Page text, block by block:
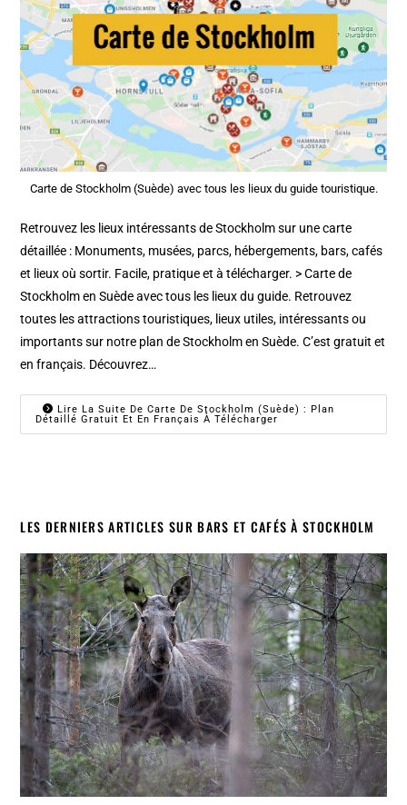
Carte de Stockholm (Suède) avec tous les lieux du guide touristique.
Retrouvez les lieux intéressants de Stockholm sur une carte
détaillée : Monuments, musées, parcs, hébergements, bars, cafés
et lieux où sortir. Facile, pratique et à télécharger. > Carte de
Stockholm en Suède avec tous les lieux du guide. Retrouvez
toutes les attractions touristiques, lieux utiles, intéressants ou
importants sur notre plan de Stockholm en Suède. C’est gratuit et
en français. Découvrez…
Lire La Suite De Carte De Stockholm (Suède) : Plan
Détaillé Gratuit Et En Français À Télécharger
LES DERNIERS ARTICLES SUR BARS ET CAFÉS À STOCKHOLM